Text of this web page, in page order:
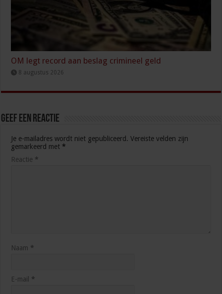
OM legt record aan beslag crimineel geld
8 augustus 2026
Geef een reactie
Je e-mailadres wordt niet gepubliceerd. Vereiste velden zijn
gemarkeerd met *
Reactie *
Naam *
E-mail *